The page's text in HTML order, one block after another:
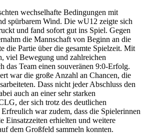
wechselhafte Bedingungen mit
spürbarem Wind. Die wU12 zeigte sich
und fand sofort gut ins Spiel. Gegen
die Mannschaft von Beginn an die
die Partie über die gesamte Spielzeit. Mit
viel Bewegung und zahlreichen
das Team einen souveränen 9:0-Erfolg.
war die große Anzahl an Chancen, die
Dass nicht jeder Abschluss den
auch an einer sehr starken
der sich trotz des deutlichen
war zudem, dass die Spielerinnen
Einsatzzeiten erhielten und weitere
dem Großfeld sammeln konnten.